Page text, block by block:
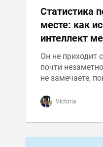
Статистика
месте: как
интеллект
Он не приходит
почти
не замечаете,
Victoria